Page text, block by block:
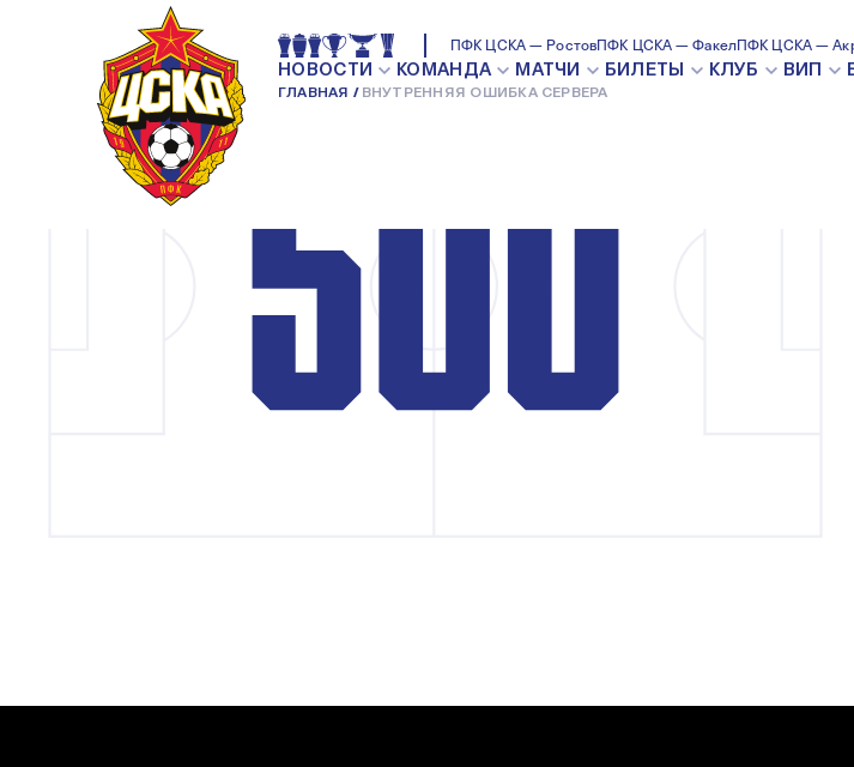
ПФК ЦСКА — РостовПФК ЦСКА — ФакелПФК ЦСКА —
НОВОСТИ КОМАНДА МАТЧИ БИЛЕТЫ КЛУБ ВИП
ГЛАВНАЯ ВНУТРЕННЯЯ ОШИБКА СЕРВЕРА